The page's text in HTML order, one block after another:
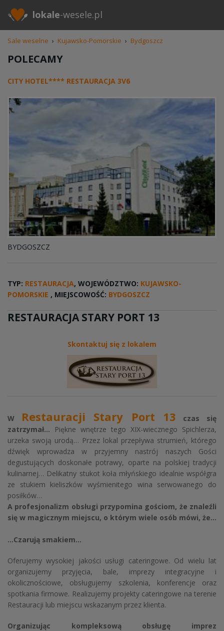
lokale-wesele.pl
Sale weselne › Kujawsko-Pomorskie › Bydgoszcz
POLECAMY
CITY HOTEL**** RESTAURACJA 3V6
BYDGOSZCZ
TYP: RESTAURACJA, WOJEWÓDZTWO: KUJAWSKO-
POMORSKIE , MIEJSCOWOŚĆ: BYDGOSZCZ
RESTAURACJA STARY PORT 13
Skontaktuj się z lokalem
W Restauracji Stary Port 13 czas się
zatrzymał…
Piękne wnętrze tego XIX-wiecznego Spichlerza,
urzeka swoją urodą… Przez lokal przepływa strumień, którego
dźwięk wprowadza w przyjemny nastrój naszych Gości
degustujących doskonałe potrawy, oparte na polskiej tradycji
kulinarnej… Delikatny stukot koła młyńskiego idealnie współgra
ze stukiem kieliszków wyśmienitego wina serwowanego do
posiłków…
A profesjonalizm obsługi przypomina gościom, że znaleźli
się w magicznym miejscu, o którym wiele osób mówi, że...
…Czarują smakiem…
Oferujemy wysokiej jakości usługi cateringowe. Od wielu lat
organizujemy przyjęcia, bale, imprezy integracyjne i
okolicznościowe, obsługujemy szkolenia, konferencje oraz
spotkania firmowe. Realizujemy projekty cateringowe na terenie
Restauracji lub miejscu wskazanym przez klienta.
Organizując kompleksową obsługę imprez